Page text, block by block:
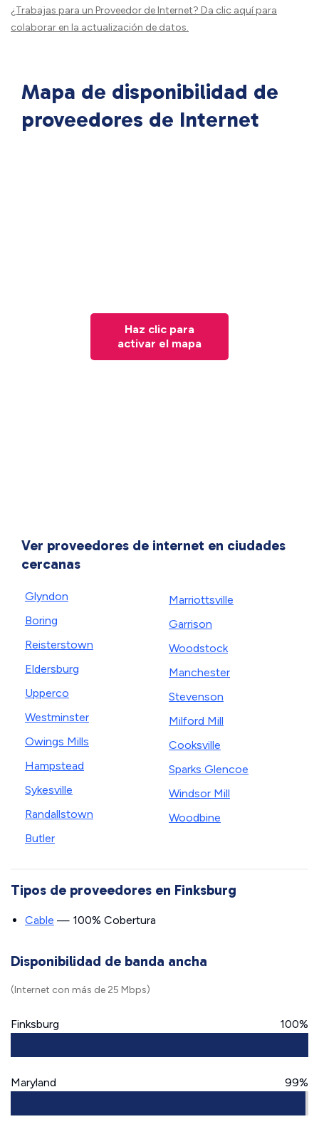
¿Trabajas para un Proveedor de Internet? Da clic aquípara
colaborar en la actualización de datos.
Mapa de disponibilidad de
proveedores de Internet
Haz clic para
activar el mapa
Ver proveedores de internet en ciudades
cercanas
Glyndon
Boring
Reisterstown
Eldersburg
Upperco
Westminster
Owings Mills
Hampstead
Sykesville
Randallstown
Butler
Marriottsville
Garrison
Woodstock
Manchester
Stevenson
Milford Mill
Cooksville
Sparks Glencoe
Windsor Mill
Woodbine
Tipos de proveedores en Finksburg
Cable — 100% Cobertura
Disponibilidad de banda ancha
(Internet con más de 25 Mbps)
Finksburg 100%
Maryland 99%